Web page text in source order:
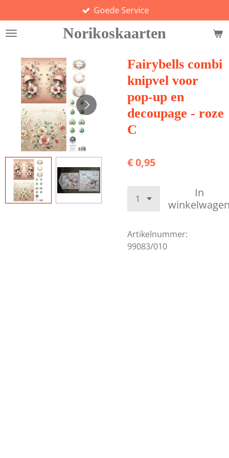
direct
naar
hoofdinhoud
Norikoskaarten
Goede Service
Fairybells combi
knipvel voor
pop-up en
decoupage - roze
C
€ 0,95
In
Artikelnummer:
99083/010